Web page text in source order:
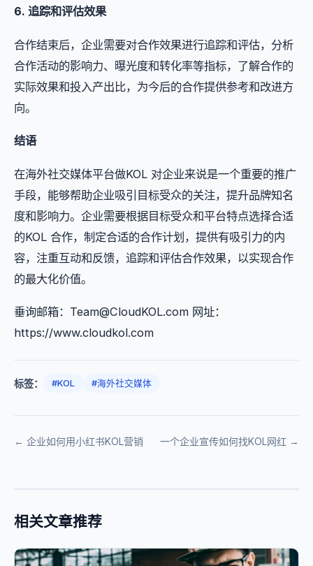
6. 追踪和评估效果
合作结束后，企业需要对合作效果进行追踪和评估，分析
合作活动的影响力、曝光度和转化率等指标，了解合作的
实际效果和投入产出比，为今后的合作提供参考和改进方
向。
结语
在海外社交媒体平台做KOL 对企业来说是一个重要的推广
手段，能够帮助企业吸引目标受众的关注，提升品牌知名
度和影响力。企业需要根据目标受众和平台特点选择合适
的KOL 合作，制定合适的合作计划，提供有吸引力的内
容，注重互动和反馈，追踪和评估合作效果，以实现合作
的最大化价值。
垂询邮箱： Team@CloudKOL.com 网址：
https://www.cloudkol.com
标签： #KOL #海外社交媒体
← 企业如何用小红书KOL营销 一个企业宣传如何找KOL网红 →
相关文章推荐